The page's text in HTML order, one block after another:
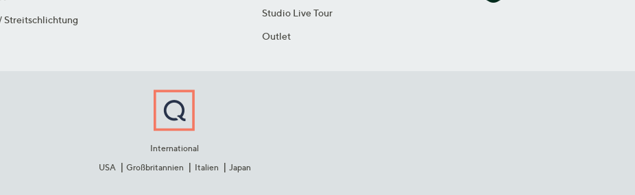
Streitschlichtung
Studio Live Tour
Outlet
International
USA
Großbritannien Italien Japan